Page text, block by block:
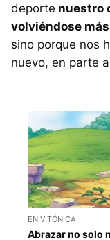
deporte nuestro
volviéndose
sino porque nos
nuevo, en parte
EN VITÓNICA
Abrazar no solo